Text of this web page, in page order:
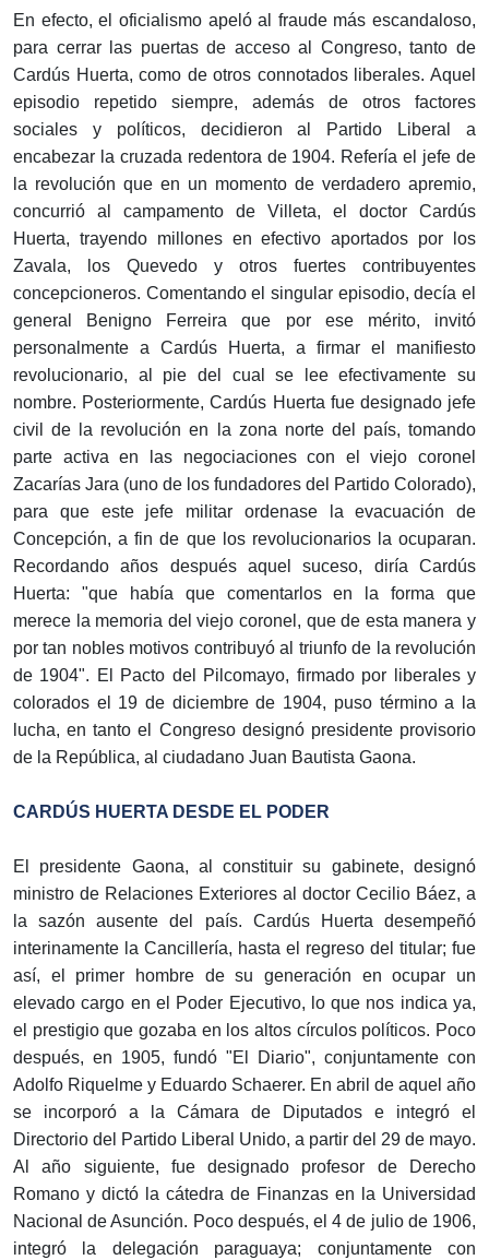
En efecto, el oficialismo apeló al fraude más escandaloso,
para cerrar las puertas de acceso al Congreso, tanto de
Cardús Huerta, como de otros connotados liberales. Aquel
episodio repetido siempre, además de otros factores
sociales y políticos, decidieron al Partido Liberal a
encabezar la cruzada redentora de 1904. Refería el jefe de
la revolución que en un momento de verdadero apremio,
concurrió al campamento de Villeta, el doctor Cardús
Huerta, trayendo millones en efectivo aportados por los
Zavala, los Quevedo y otros fuertes contribuyentes
concepcioneros. Comentando el singular episodio, decía el
general Benigno Ferreira que por ese mérito, invitó
personalmente a Cardús Huerta, a firmar el manifiesto
revolucionario, al pie del cual se lee efectivamente su
nombre. Posteriormente, Cardús Huerta fue designado jefe
civil de la revolución en la zona norte del país, tomando
parte activa en las negociaciones con el viejo coronel
Zacarías Jara (uno de los fundadores del Partido Colorado),
para que este jefe militar ordenase la evacuación de
Concepción, a fin de que los revolucionarios la ocuparan.
Recordando años después aquel suceso, diría Cardús
Huerta: "que había que comentarlos en la forma que
merece la memoria del viejo coronel, que de esta manera y
por tan nobles motivos contribuyó al triunfo de la revolución
de 1904". El Pacto del Pilcomayo, firmado por liberales y
colorados el 19 de diciembre de 1904, puso término a la
lucha, en tanto el Congreso designó presidente provisorio
de la República, al ciudadano Juan Bautista Gaona.
CARDÚS HUERTA DESDE EL PODER
El presidente Gaona, al constituir su gabinete, designó
ministro de Relaciones Exteriores al doctor Cecilio Báez, a
la sazón ausente del país. Cardús Huerta desempeñó
interinamente la Cancillería, hasta el regreso del titular; fue
así, el primer hombre de su generación en ocupar un
elevado cargo en el Poder Ejecutivo, lo que nos indica ya,
el prestigio que gozaba en los altos círculos políticos. Poco
después, en 1905, fundó "El Diario", conjuntamente con
Adolfo Riquelme y Eduardo Schaerer. En abril de aquel año
se incorporó a la Cámara de Diputados e integró el
Directorio del Partido Liberal Unido, a partir del 29 de mayo.
Al año siguiente, fue designado profesor de Derecho
Romano y dictó la cátedra de Finanzas en la Universidad
Nacional de Asunción. Poco después, el 4 de julio de 1906,
integró la delegación paraguaya; conjuntamente con